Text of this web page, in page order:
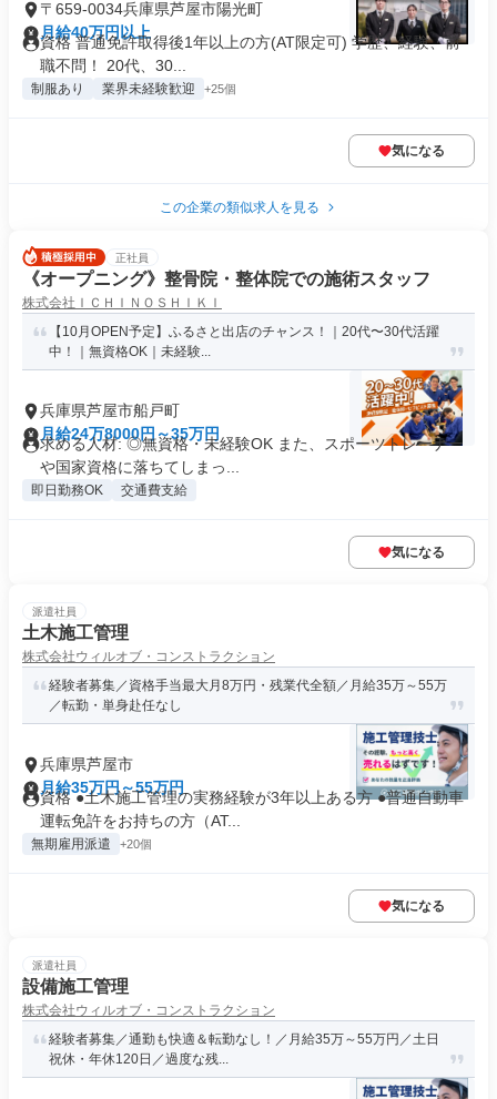
〒659-0034兵庫県芦屋市陽光町
月給40万円以上
資格 普通免許取得後1年以上の方(AT限定可) 学歴、経験、前
職不問！ 20代、30...
制服あり 業界未経験歓迎 +25個
気になる
この企業の類似求人を見る
正社員
《オープニング》整骨院・整体院での施術スタッフ
株式会社ＩＣＨＩＮＯＳＨＩＫＩ
【10月OPEN予定】ふるさと出店のチャンス！｜20代〜30代活躍
中！｜無資格OK｜未経験...
兵庫県芦屋市船戸町
月給24万8000円～35万円
求める人材: ◎無資格・未経験OK また、スポーツトレーナー
や国家資格に落ちてしまっ...
即日勤務OK 交通費支給
気になる
派遣社員
土木施工管理
株式会社ウィルオブ・コンストラクション
経験者募集／資格手当最大月8万円・残業代全額／月給35万～55万
／転勤・単身赴任なし
兵庫県芦屋市
月給35万円～55万円
資格 ●土木施工管理の実務経験が3年以上ある方 ●普通自動車
運転免許をお持ちの方（AT...
無期雇用派遣 +20個
気になる
派遣社員
設備施工管理
株式会社ウィルオブ・コンストラクション
経験者募集／通勤も快適＆転勤なし！／月給35万～55万円／土日
祝休・年休120日／過度な残...